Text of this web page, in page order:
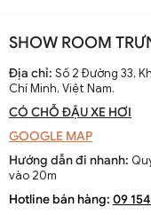
pháp thông
được làm thủ
nhanh chóng
điện.
Sự thay đổi và cải
tiến với thiết
cứu để nâng
SHOW ROOM
Địa chỉ: Số 2 Đường 33,
Chí Minh, Việt Nam.
CÓ CHỖ ĐẬU XE HƠI
GOOGLE MAP
Hướng dẫn đi nhanh:
vào 20m
Hotline bán hàng: 09